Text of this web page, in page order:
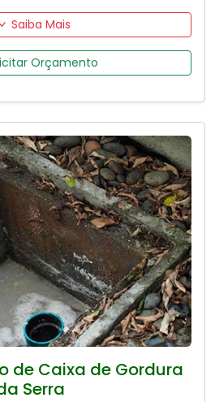
Saiba Mais
Orçamento
de Caixa de Gordura
Serra